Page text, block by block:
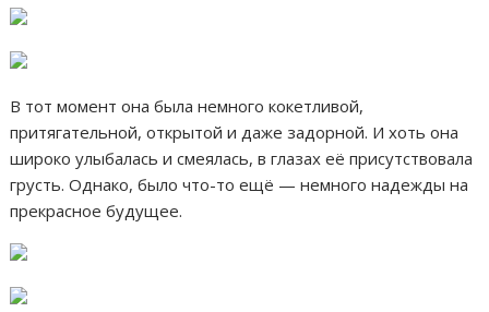
В тот момент она была немного кокетливой,
притягательной, открытой и даже задорной. И хоть она
широко улыбалась и смеялась, в глазах её присутствовала
грусть. Однако, было что-то ещё — немного надежды на
прекрасное будущее.